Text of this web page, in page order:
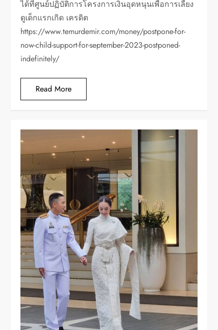
ได้ที่ศูนย์ปฏิบัติการโครงการเงินอุดหนุนเพื่อการเลี้ยง
ดูเด็กแรกเกิด เครดิต
https://www.temurdemir.com/money/postpone-for-
now-child-support-for-september-2023-postponed-
indefinitely/
Read More